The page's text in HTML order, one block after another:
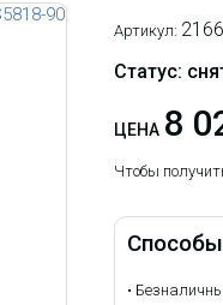
Артикул:
Статус:
ЦЕНА 8
Чтобы
•